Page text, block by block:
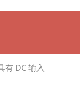
有 DC 输入